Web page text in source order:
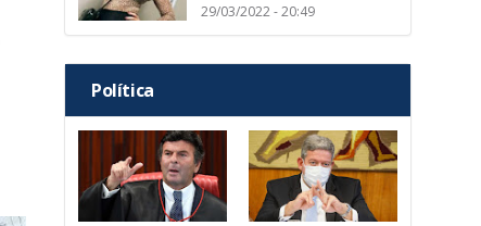
29/03/2022 - 20:49
Política